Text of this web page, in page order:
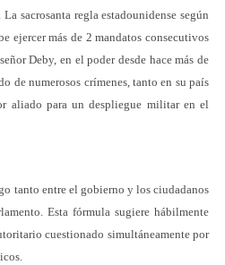
sacrosanta regla estadounidense según
ejercer más de 2 mandatos consecutivos
Deby, en el poder desde hace más de
de numerosos crímenes, tanto en su país
aliado para un despliegue militar en el
tanto entre el gobierno y los ciudadanos
Esta fórmula sugiere hábilmente
cuestionado simultáneamente por